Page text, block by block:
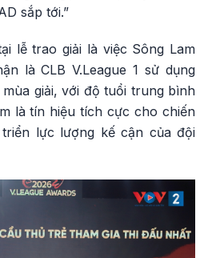
sắp tới.”
lễ trao giải là việc Sông Lam
là CLB V.League 1 sử dụng
giải, với độ tuổi trung bình
là tín hiệu tích cực cho chiến
lực lượng kế cận của đội